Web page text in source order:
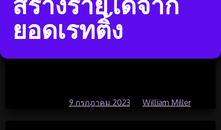
สร้างรายได้จาก
ยอดเรทติ้ง
สวนสุนันทาครุศาสตร์ ค่าเทอม
สวนสุนันทา เรียนราชภัฏ
สวนสุนันทา WEBSTUDENT Top 99
by Gonzalo https://ssru.ac.th/ 16
9 กรกฎาคม 2023 William Miller